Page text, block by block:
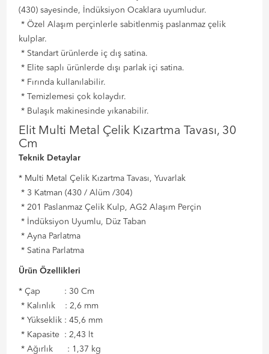
(430) sayesinde, İndüksiyon Ocaklara uyumludur.
* Özel Alaşım perçinlerle sabitlenmiş paslanmaz çelik
kulplar.
* Standart ürünlerde iç dış satina.
* Elite saplı ürünlerde dışı parlak içi satina.
* Fırında kullanılabilir.
* Temizlemesi çok kolaydır.
* Bulaşık makinesinde yıkanabilir.
Elit Multi Metal Çelik Kızartma Tavası, 30
Cm
Teknik Detaylar
* Multi Metal Çelik Kızartma Tavası, Yuvarlak
* 3 Katman (430 / Alüm /304)
* 201 Paslanmaz Çelik Kulp, AG2 Alaşım Perçin
* İndüksiyon Uyumlu, Düz Taban
* Ayna Parlatma
* Satina Parlatma
Ürün Özellikleri
* Çap : 30 Cm
* Kalınlık : 2,6 mm
* Yükseklik : 45,6 mm
* Kapasite : 2,43 lt
* Ağırlık : 1,37 kg